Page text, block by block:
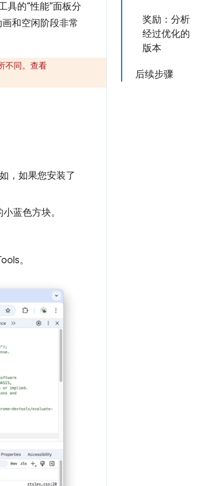
奖励：分析
经过优化的
版本
后续步骤
具的“性能”面板分
和空闲阶段非常
不同。查看
，如果您安装了
蓝色方块。
。